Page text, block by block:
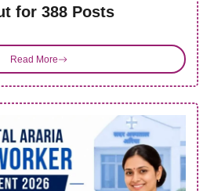
for 388 Posts
Read More